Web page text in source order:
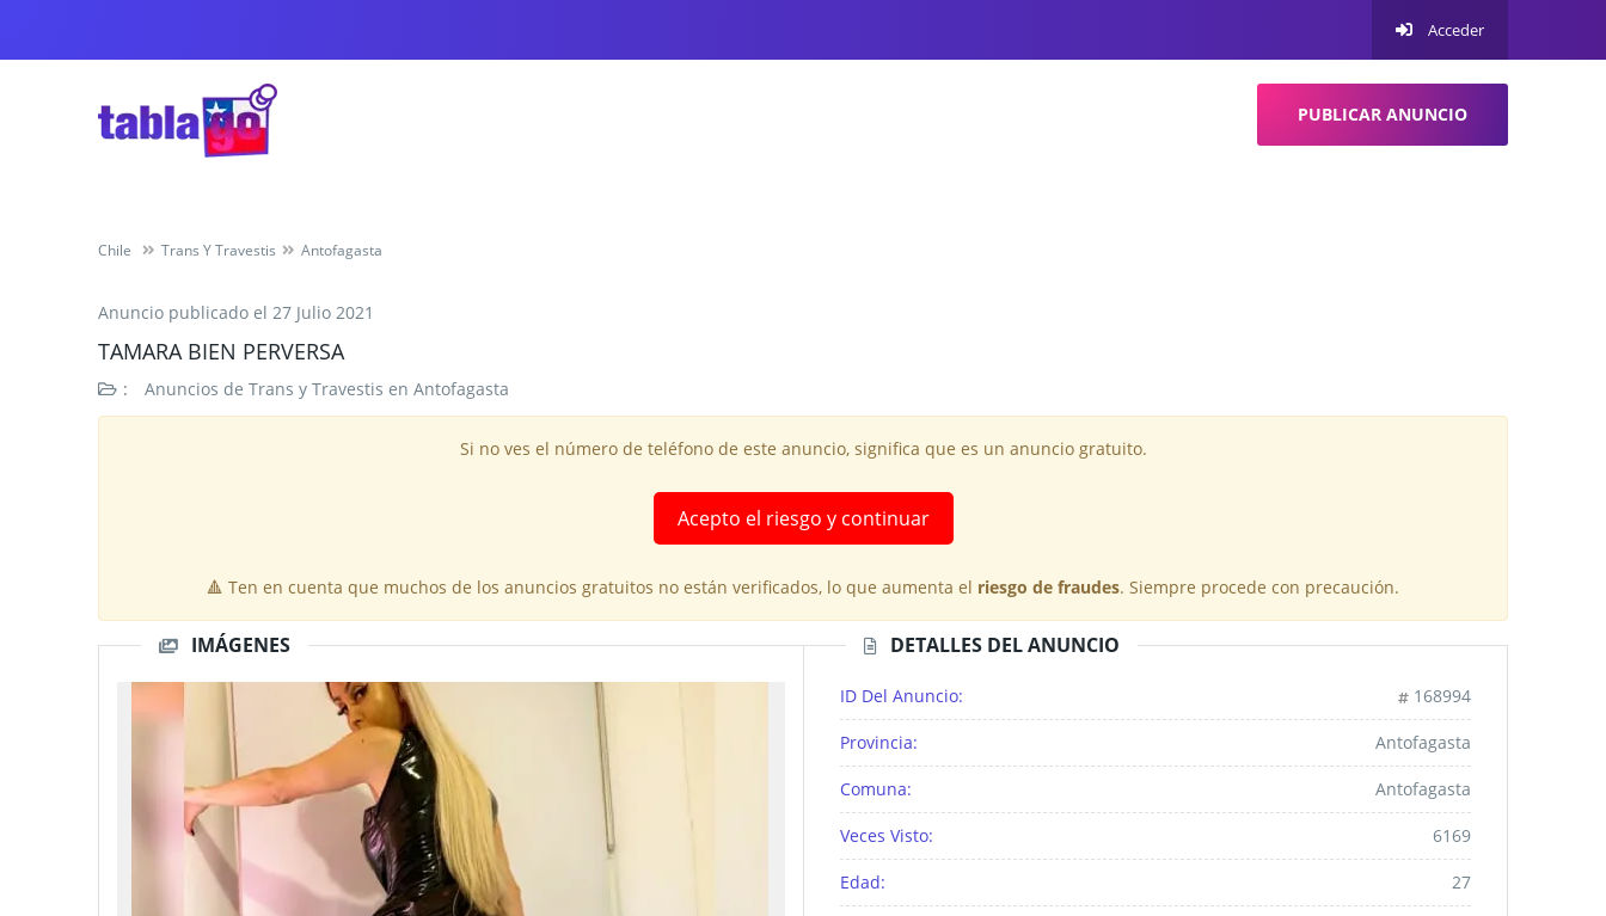
Acceder
PUBLICAR ANUNCIO
Chile Trans Y Travestis Antofagasta
Anuncio publicado el 27 Julio 2021
TAMARA BIEN PERVERSA
: Anuncios de Trans y Travestis en Antofagasta
Si no ves el número de teléfono de este anuncio, significa que es un anuncio gratuito.
Acepto el riesgo y continuar
🔺 Ten en cuenta que muchos de los anuncios gratuitos no están verificados, lo que aumenta el riesgo de fraudes. Siempre procede con precaución.
IMÁGENES DETALLES DEL ANUNCIO
ID Del Anuncio: 168994
Provincia: Antofagasta
Comuna: Antofagasta
Veces Visto: 6169
Edad: 27